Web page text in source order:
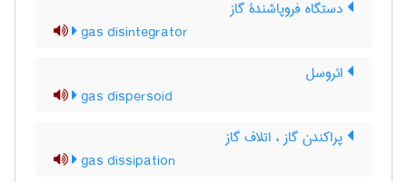
دستگاه فروپاشندۀ گاز
gas disintegrator
ائروسل
gas dispersoid
پراکندن گاز ، اتلاف گاز
gas dissipation